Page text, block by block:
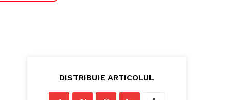
DISTRIBUIE ARTICOLUL